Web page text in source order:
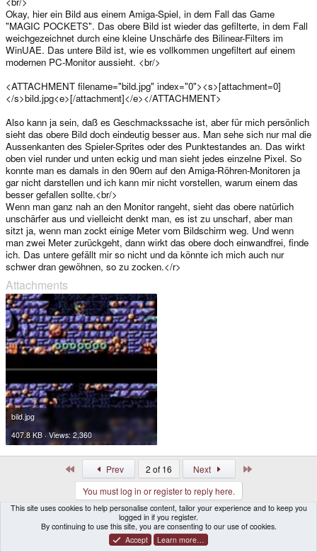
Okay, hier ein Bild aus einem Amiga-Spiel, in dem Fall das Game
"MAGIC POCKETS". Das obere Bild ist wieder das gefilterte, in dem Fall
weichgezeichnet durch eine kleine Unschärfe des Bilinear-Filters im
WinUAE. Das untere Bild ist, wie es vollkommen ungefiltert auf einem
modernen PC-Monitor aussieht. <br/>
<ATTACHMENT filename="bild.jpg" index="0"><s>[attachment=0]
</s>bild.jpg<e>[/attachment]</e></ATTACHMENT>
Also kann ja sein, daß es Geschmackssache ist, aber für mich persönlich
sieht das obere Bild doch eindeutig besser aus. Man sehe sich nur mal die
Aussenkanten des Spieler-Sprites oder des Punktestandes an. Das wirkt
oben viel runder und unten eckig und man sieht jedes einzelne Pixel. So
konnte man es damals in den 90ern auf den Amiga-Röhren-Monitoren ja
gar nicht darstellen und ich kann mir nicht vorstellen, warum einem das
besser gefallen sollte.<br/>
Wenn man ganz nah an den Monitor rangeht, sieht das obere natürlich
unschärfer aus und vielleicht denkt man, es ist zu unscharf, aber man
sitzt ja, wenn man zockt einige Meter vom Bildschirm weg. Und wenn
man zwei Meter zurückgeht, dann wirkt das obere doch einwandfrei, finde
ich. Das untere gefällt mir so nicht und da könnte ich mich auch nur
schwer dran gewöhnen, so zu zocken.</r>
Attachments
bild.jpg
407.8 KB · Views: 2,360
First Prev 2 of 16 Next
You must log in or register to reply here.
Similar threads
This site uses cookies to help personalise content, tailor your experience and to keep you
logged in if you register.
By continuing to use this site, you are consenting to our use of cookies.
Accept
Learn more…